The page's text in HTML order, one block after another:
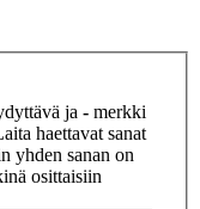
ja - merkki
haettavat sanat
yhden sanan on
osittaisiin